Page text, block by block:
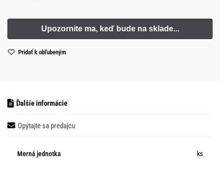
Pridať k obľubeným
Ďalšie informácie
Opýtajte sa predajcu
Merná jednotka ks